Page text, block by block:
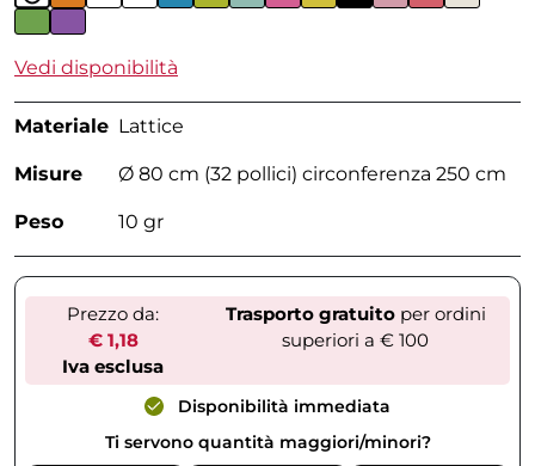
Vedi disponibilità
Materiale Lattice
Misure Ø 80 cm (32 pollici) circonferenza 250 cm
Peso 10 gr
Prezzo da:
€ 1,18
Iva esclusa
Trasporto gratuitoper ordini
superiori a € 100
Disponibilità immediata
Ti servono quantità maggiori/minori?